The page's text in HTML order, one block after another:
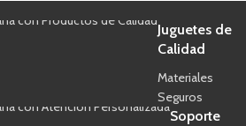
Juguetes de
Calidad
Materiales
Seguros
Soporte